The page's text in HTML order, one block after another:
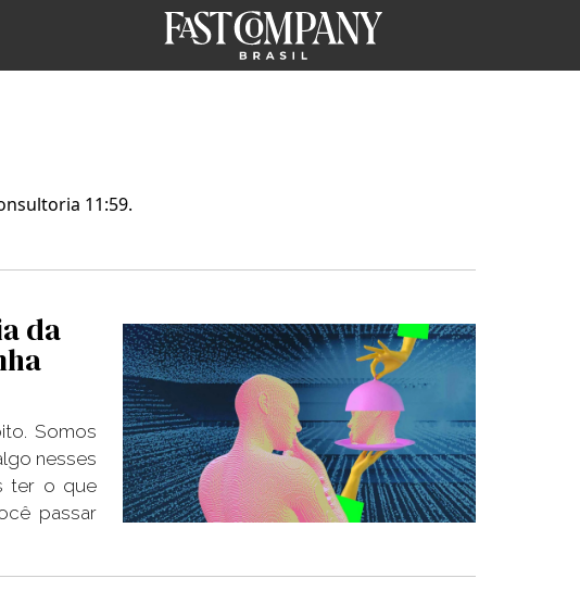
11:59.
da
Somos
nesses
ter o que
passar